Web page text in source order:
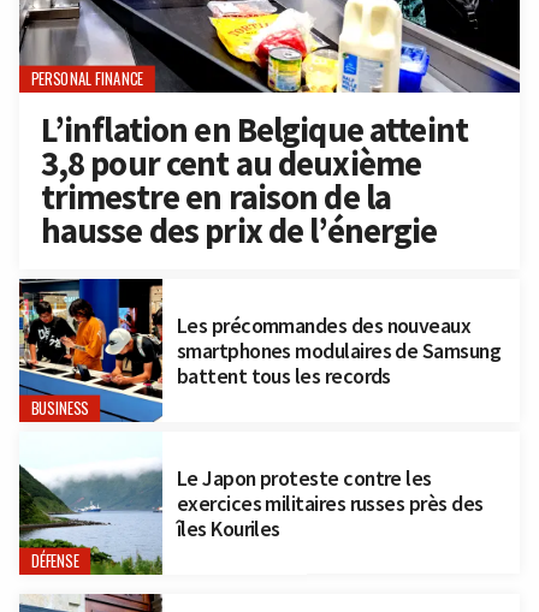
PERSONAL FINANCE
L’inflation en Belgique atteint
3,8 pour cent au deuxième
trimestre en raison de la
hausse des prix de l’énergie
BUSINESS
Les précommandes des nouveaux
smartphones modulaires de Samsung
battent tous les records
DÉFENSE
Le Japon proteste contre les
exercices militaires russes près des
îles Kouriles